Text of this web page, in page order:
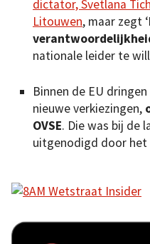
dictator, Svetlana
Litouwen, maar zegt ‘
nationale leider te
Binnen de EU
nieuwe verkiezingen,
OVSE. Die was bij de
uitgenodigd door het